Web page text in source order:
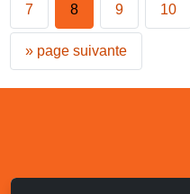
7 8 9 10
» page suivante